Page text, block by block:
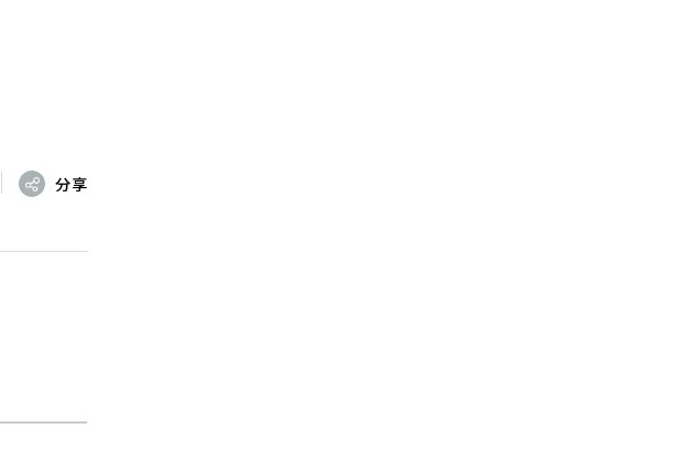
分享